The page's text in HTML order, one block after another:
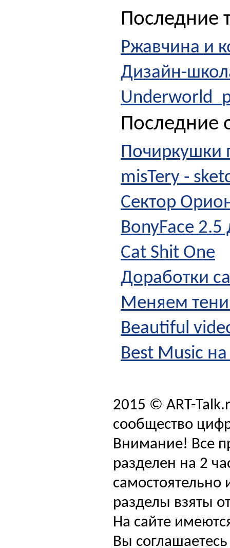
Последние
Ржавчина и
Дизайн-
Последние
Почиркушки
misTery -
Сектор
BonyFace
Cat Shit One
Доработки
Меняем тени
Beautiful
Best Music
2015 © ART-
сообщество
Внимание! Все
разделен на 2
самостоятельно
разделы взяты
На сайте
Вы